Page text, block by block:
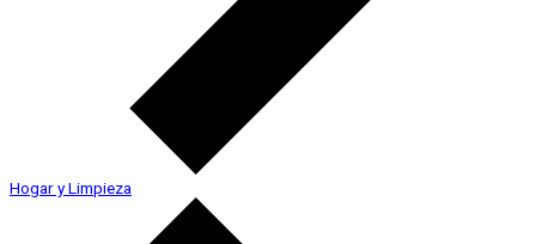
Hogar y Limpieza